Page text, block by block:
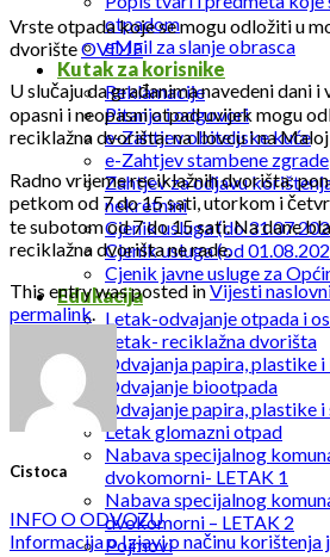
otpadom
eMail za slanje obrasca
Kutak za korisnike
Reklamacije
Pitanja i odgovori
e-Zahtjev obiteljske kuće
e-Zahtjev stambene zgrade
Zahtjev za odjavu
nekretnini
Cjenik usluga (do
Cjenik usluga (od
Cjenik javne usluge za
Edukacija
Letak-odvajanje otpada i
Letak- reciklažna dvorišta
Odvajanja papira, plastike
Odvajanje biootpada
Odvajanje papira, plastike
Letak glomazni otpad
Nabava specijalnog
dvokomorni- LETAK 1
Nabava specijalnog
dvokomorni – LETAK 2
Pojmovi
Vrste otpada koje se mogu odložiti u
dvorišteOVDJE
U slučaju da građanima navedeni dani
opasni i neopasni otpad uvijek mogu
reciklažna dvorišta: na Ilovcu i na
Radno vrijeme reciklažnih dvorišta:
petkom od 7 do 15 sati, utorkom i
te subotom od 7 do 15 sati. Na dane
reciklažna dvorišta ne rade.
This entry was posted inVijesti
permalink.
Cistoca
INFO O ODVOZU
Informacija o Izjavi o načinu korištenja